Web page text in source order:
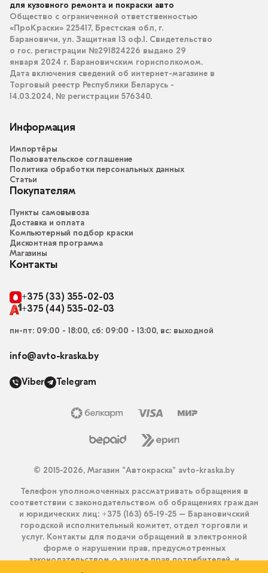
для кузовного ремонта и покраски авто
Общество с ограниченной ответственностью
«ПроКраски» 225417, Брестская обл, г.
Барановичи, ул. Защитная 13 оф.1. Свидетельство
о гос. регистрации №291824226 выдано 29
января 2024 г. Барановичским горисполкомом.
Дата включения сведений об интернет-магазине в
Торговый реестр Республики Беларусь -
14.03.2024, № регистрации 576340.
Информация
Импортёры
Пользовательское соглашение
Политика обработки персональных данных
Статьи
Покупателям
Пункты самовывоза
Доставка и оплата
Компьютерный подбор краски
Дисконтная программа
Магазины
Контакты
+375 (33) 355-02-03
+375 (44) 535-02-03
пн-пт: 09:00 - 18:00, сб: 09:00 - 13:00, вс: выходной
info@avto-kraska.by
Viber Telegram
© 2015-2026, Магазин “Автокраска” avto-kraska.by
Телефон уполномоченных рассматривать обращения в
соответствии с законодательством об обращениях граждан
и юридических лиц: +375 (163) 65-19-25 – Барановичский
городской исполнительный комитет, отдел торговли и
услуг. Контакты для подачи обращений в электронной
форме о нарушении прав, предусмотренных
законодательством о защите прав потребителей, и